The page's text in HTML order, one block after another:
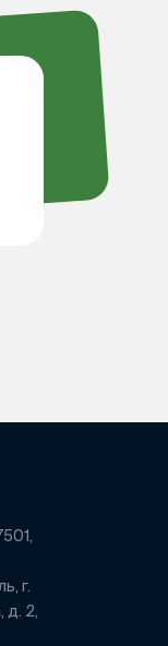
г.
д. 2,